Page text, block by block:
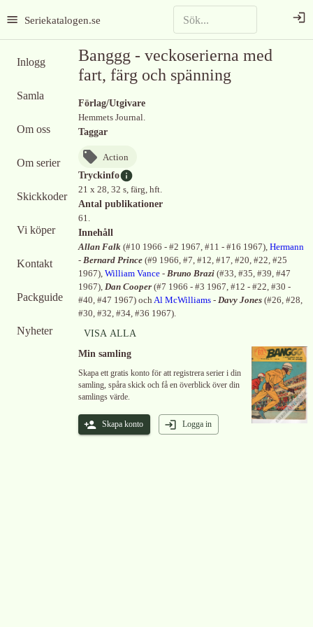
Seriekatalogen.se
Inlogg
Samla
Om oss
Om serier
Skickkoder
Vi köper
Kontakt
Packguide
Nyheter
Banggg - veckoserierna med
fart, färg och spänning
Förlag/Utgivare
Hemmets Journal.
Taggar
Action
Tryckinfo
21 x 28, 32 s, färg, hft.
Antal publikationer
61.
Innehåll
Allan Falk (#10 1966 - #2 1967, #11 - #16 1967), Hermann
- Bernard Prince (#9 1966, #7, #12, #17, #20, #22, #25
1967), William Vance - Bruno Brazi (#33, #35, #39, #47
1967), Dan Cooper (#7 1966 - #3 1967, #12 - #22, #30 -
#40, #47 1967) ochAl McWilliams - Davy Jones (#26, #28,
#30, #32, #34, #36 1967).
VISA ALLA
Min samling
Skapa ett gratis konto för att registrera serier i din
samling, spåra skick och få en överblick över din
samlings värde.
Skapa konto Logga in